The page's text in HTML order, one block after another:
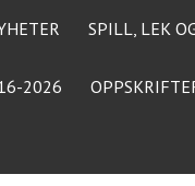
SPILL, LEK
2026